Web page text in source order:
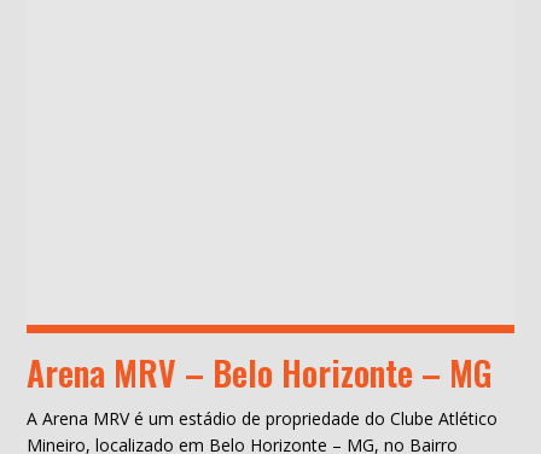
Arena MRV – Belo Horizonte – MG
A Arena MRV é um estádio de propriedade do Clube Atlético
Mineiro, localizado em Belo Horizonte – MG, no Bairro